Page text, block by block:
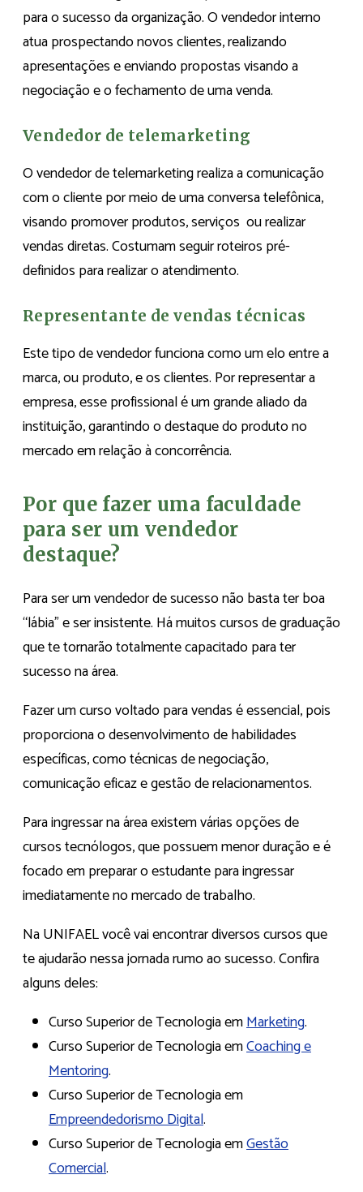
para o sucesso da organização. O vendedor interno
atua prospectando novos clientes, realizando
apresentações e enviando propostas visando a
negociação e o fechamento de uma venda.
Vendedor de telemarketing
O vendedor de telemarketing realiza a comunicação
com o cliente por meio de uma conversa telefônica,
visando promover produtos, serviços ou realizar
vendas diretas. Costumam seguir roteiros pré-
definidos para realizar o atendimento.
Representante de vendas técnicas
Este tipo de vendedor funciona como um elo entre a
marca, ou produto, e os clientes. Por representar a
empresa, esse profissional é um grande aliado da
instituição, garantindo o destaque do produto no
mercado em relação à concorrência.
Por que fazer uma faculdade
para ser um vendedor
destaque?
Para ser um vendedor de sucesso não basta ter boa
“lábia” e ser insistente. Há muitos cursos de graduação
que te tornarão totalmente capacitado para ter
sucesso na área.
Fazer um curso voltado para vendas é essencial, pois
proporciona o desenvolvimento de habilidades
específicas, como técnicas de negociação,
comunicação eficaz e gestão de relacionamentos.
Para ingressar na área existem várias opções de
cursos tecnólogos, que possuem menor duração e é
focado em preparar o estudante para ingressar
imediatamente no mercado de trabalho.
Na UNIFAEL você vai encontrar diversos cursos que
te ajudarão nessa jornada rumo ao sucesso. Confira
alguns deles:
Curso Superior de Tecnologia emMarketing.
Curso Superior de Tecnologia emCoaching e
Mentoring.
Curso Superior de Tecnologia em
Empreendedorismo Digital.
Curso Superior de Tecnologia emGestão
Comercial.